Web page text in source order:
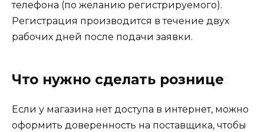
телефона (по желанию регистрируемого).
Регистрация производится в течение двух
рабочих дней после подачи заявки.
Что нужно сделать рознице
Если у магазина нет доступа в интернет, можно
оформить доверенность на поставщика, чтобы